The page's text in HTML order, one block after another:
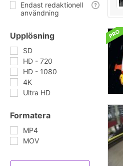
Endast redaktionell
användning
Upplösning
SD
HD - 720
HD - 1080
4K
Ultra HD
Formatera
MP4
MOV